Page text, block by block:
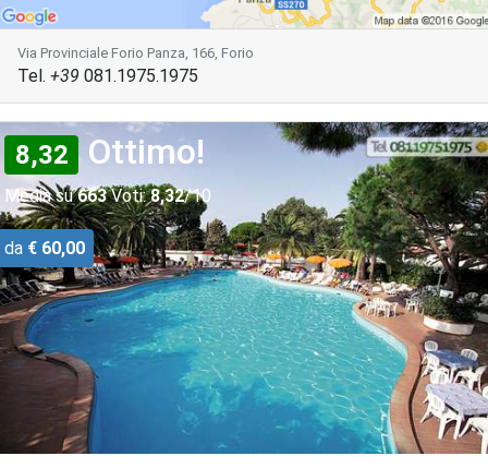
Via Provinciale Forio Panza, 166, Forio
Tel. +39 081.1975.1975
8,32 Ottimo!
Media su663Voti: 8,32/10
da € 60,00